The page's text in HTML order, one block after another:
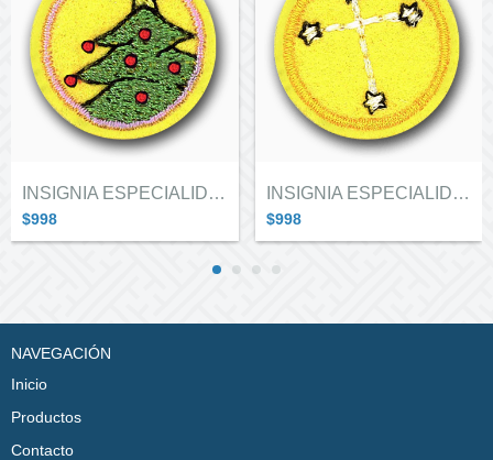
INSIGNIA ESPECIALIDAD ALITAS "ADORN...
$998
INSIGNIA ESPECIALIDAD ALITAS "ASTRO...
$998
NAVEGACIÓN
Inicio
Productos
Contacto